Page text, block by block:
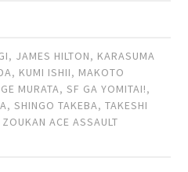
, JAMES HILTON, KARASUMA
, KUMI ISHII, MAKOTO
MURATA,SF GA YOMITAI!,
,SHINGO TAKEBA,TAKESHI
ZOUKAN ACE ASSAULT